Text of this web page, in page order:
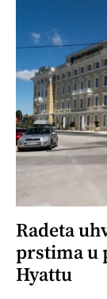
Radeta
prstima u
Hyattu